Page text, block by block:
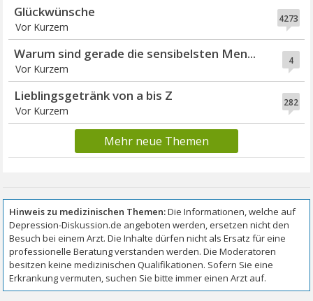
4273
Glückwünsche
Vor Kurzem
4
Warum sind gerade die sensibelsten Men...
Vor Kurzem
282
Lieblingsgetränk von a bis Z
Vor Kurzem
Mehr neue Themen